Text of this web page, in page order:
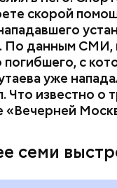
скорой
По данным СМИ,
погибшего, с
уже
Что известно о
«Вечерней
семи
окончания
«Самая